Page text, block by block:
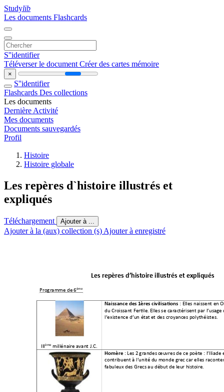
Studylib
Les documents Flashcards
S''identifier
Téléverser le document Créer des cartes mémoire
×
S''identifier
Flashcards Des collections
Les documents
Dernière Activité
Mes documents
Documents sauvegardés
Profil
Histoire
Histoire globale
Les repères d`histoire illustrés et
expliqués
Téléchargement Ajouter à ...
Ajouter à la (aux) collection (s) Ajouter à enregistré
Les repères d’histoire illustrés et expliqués
Programme de 6ème
IIIème millénaire avant J.C.
Naissance des 1ères civilisations : Elles naissent en O
du Croissant Fertile. Elles se caractérisent par l’usage
l’existence d’un état et des croyances polythéistes.
Homère : Les 2 grandes œuvres de ce poète : l’Iliade
contribuent à l’unité du monde grec car elles
fabuleux des Grecs au début de leur histoire.